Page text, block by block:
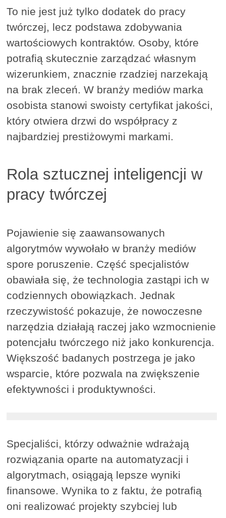
To nie jest już tylko dodatek do pracy
twórczej, lecz podstawa zdobywania
wartościowych kontraktów. Osoby, które
potrafią skutecznie zarządzać własnym
wizerunkiem, znacznie rzadziej narzekają
na brak zleceń. W branży mediów marka
osobista stanowi swoisty certyfikat jakości,
który otwiera drzwi do współpracy z
najbardziej prestiżowymi markami.
Rola sztucznej inteligencji w
pracy twórczej
Pojawienie się zaawansowanych
algorytmów wywołało w branży mediów
spore poruszenie. Część specjalistów
obawiała się, że technologia zastąpi ich w
codziennych obowiązkach. Jednak
rzeczywistość pokazuje, że nowoczesne
narzędzia działają raczej jako wzmocnienie
potencjału twórczego niż jako konkurencja.
Większość badanych postrzega je jako
wsparcie, które pozwala na zwiększenie
efektywności i produktywności.
Specjaliści, którzy odważnie wdrażają
rozwiązania oparte na automatyzacji i
algorytmach, osiągają lepsze wyniki
finansowe. Wynika to z faktu, że potrafią
oni realizować projekty szybciej lub